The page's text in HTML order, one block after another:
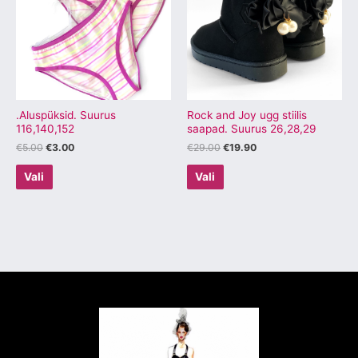
.Aluspüksid. Suurus
116,140,152
€5.00 €3.00
Vali
mitu
varianti.
Valikuid
saab
teha
tootelehel.
Rock and Joy ugg stiilis
saapad. Suurus 26,28,29
€29.00 €19.90
Vali
mitu
varianti.
Valikuid
saab
tootelehel.